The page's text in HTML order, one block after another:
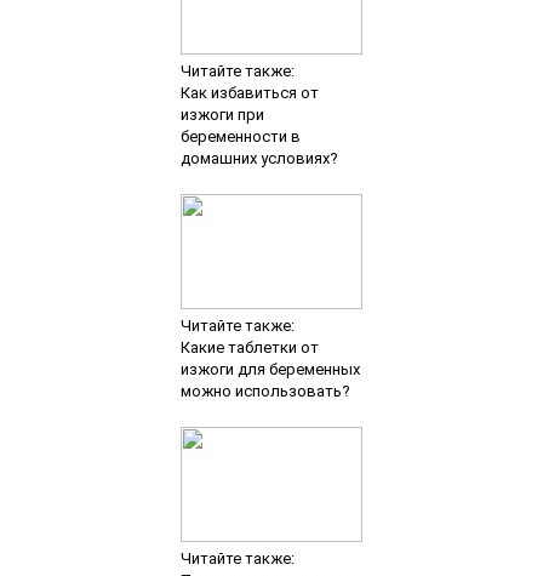
Читайте также:
Как избавиться от
изжоги при
беременности в
домашних условиях?
Читайте также:
Какие таблетки от
изжоги для беременных
можно использовать?
Читайте также: